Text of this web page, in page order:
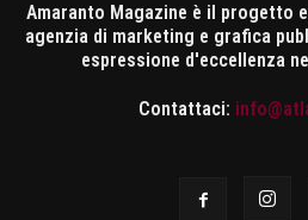
Amaranto Magazine è il progetto
agenzia di marketing e grafica
espressione d'eccellenza
Contattaci: